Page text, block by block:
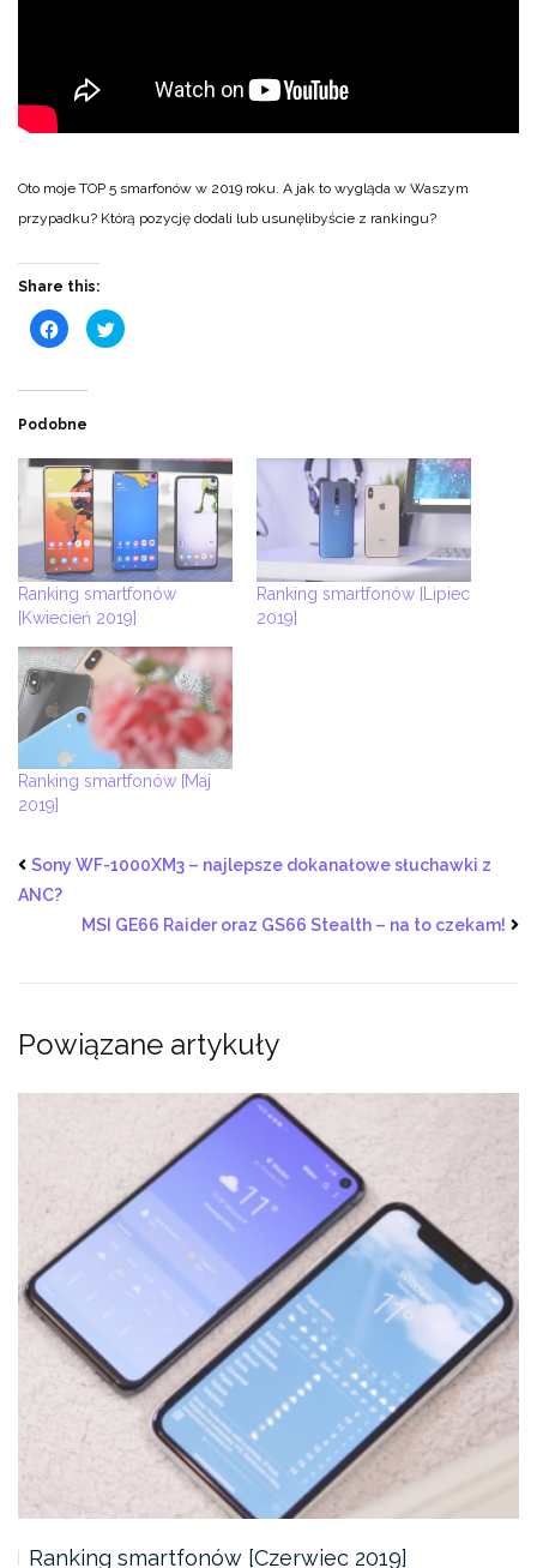
Oto moje TOP 5 smarfonów w 2019 roku. A jak to wygląda w Waszym
przypadku? Którą pozycję dodali lub usunęlibyście z rankingu?
Share this:
Click
to
share
(Opens
new
Click
to
Podobne
Ranking smartfonów
[Kwiecień 2019]
Ranking smartfonów [Lipiec
2019]
Ranking smartfonów [Maj
2019]
Sony WF-1000XM3 – najlepsze dokanałowe słuchawki z
ANC?
MSI GE66 Raider oraz GS66 Stealth – na to czekam!
Powiązane artykuły
Ranking smartfonów [Czerwiec 2019]